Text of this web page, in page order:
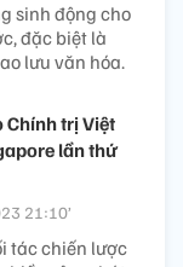
sinh động cho
đặc biệt là
lưu văn hóa.
Chính trị Việt
lần thứ
21:10’
tác chiến lược